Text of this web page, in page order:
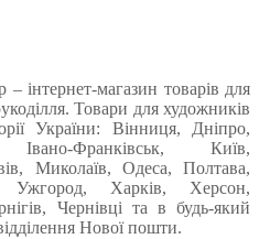
магазин товарів для
Товари для художників
України: Вінниця, Дніпро,
Франківськ, Київ,
Миколаїв, Одеса, Полтава,
Ужгород, Харків, Херсон,
Чернівці та в будь-який
Нової пошти.